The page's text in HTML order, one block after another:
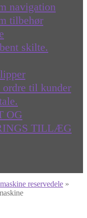
navigation
tilbehør
skilte.
ordre til kunder
OG
TILLÆG
reservedele »